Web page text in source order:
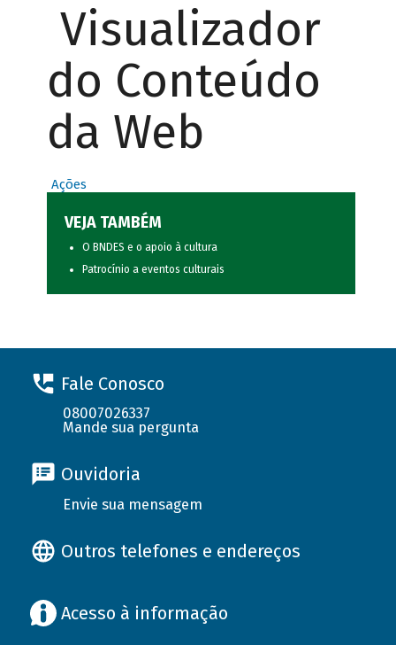
Visualizador
do Conteúdo
da Web
Ações
VEJA TAMBÉM
O BNDES e o apoio à cultura
Patrocínio a eventos culturais
Fale Conosco
08007026337
Mande sua pergunta
Ouvidoria
Envie sua mensagem
Outros telefones e endereços
Acesso à informação